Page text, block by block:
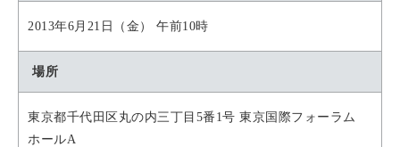
2013年6月21日（金） 午前10時
場所
東京都千代田区丸の内三丁目5番1号 東京国際フォーラム
ホールA